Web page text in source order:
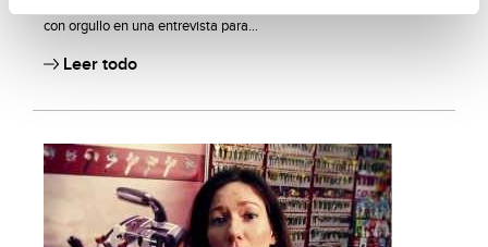
con orgullo en una entrevista para...
Leer todo